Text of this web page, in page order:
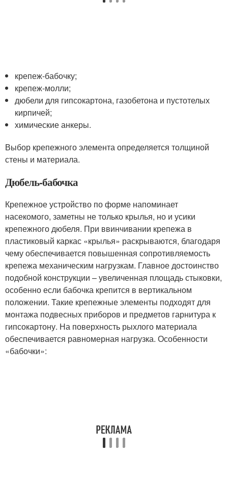
крепеж-бабочку;
крепеж-молли;
дюбели для гипсокартона, газобетона и пустотелых
кирпичей;
химические анкеры.
Выбор крепежного элемента определяется толщиной
стены и материала.
Дюбель-бабочка
Крепежное устройство по форме напоминает
насекомого, заметны не только крылья, но и усики
крепежного дюбеля. При ввинчивании крепежа в
пластиковый каркас «крылья» раскрываются, благодаря
чему обеспечивается повышенная сопротивляемость
крепежа механическим нагрузкам. Главное достоинство
подобной конструкции – увеличенная площадь стыковки,
особенно если бабочка крепится в вертикальном
положении. Такие крепежные элементы подходят для
монтажа подвесных приборов и предметов гарнитура к
гипсокартону. На поверхность рыхлого материала
обеспечивается равномерная нагрузка. Особенности
«бабочки»: